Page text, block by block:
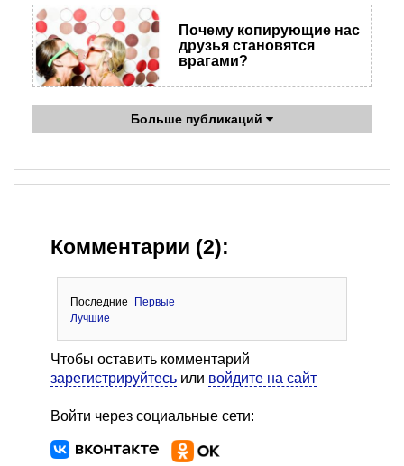
Почему копирующие нас
друзья становятся
врагами?
Больше публикаций
Комментарии (2):
Последние
Первые
Лучшие
Чтобы оставить комментарий
зарегистрируйтесь или войдите на сайт
Войти через социальные сети: